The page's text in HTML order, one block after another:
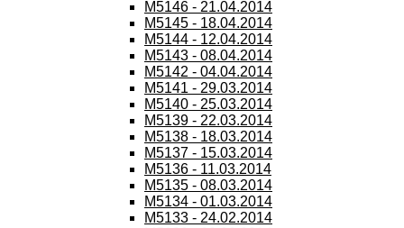
M5146 - 21.04.2014
M5145 - 18.04.2014
M5144 - 12.04.2014
M5143 - 08.04.2014
M5142 - 04.04.2014
M5141 - 29.03.2014
M5140 - 25.03.2014
M5139 - 22.03.2014
M5138 - 18.03.2014
M5137 - 15.03.2014
M5136 - 11.03.2014
M5135 - 08.03.2014
M5134 - 01.03.2014
M5133 - 24.02.2014